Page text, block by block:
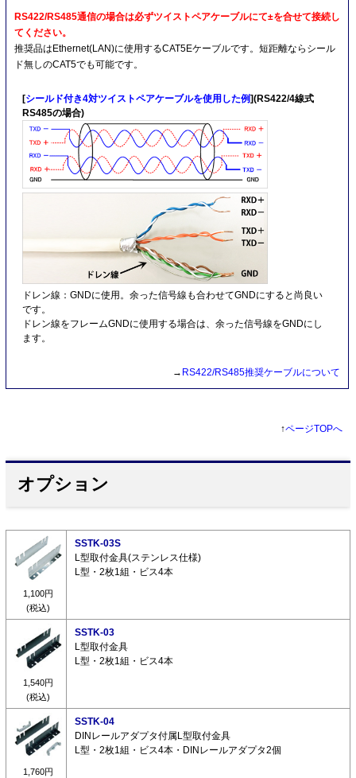
RS422/RS485通信の場合は必ずツイストペアケーブルにて±を合せて接続し
てください。
推奨品はEthernet(LAN)に使用するCAT5Eケーブルです。短距離ならシール
ド無しのCAT5でも可能です。
[シールド付き4対ツイストペアケーブルを使用した例](RS422/4線式
RS485の場合)
ドレン線：GNDに使用。余った信号線も合わせてGNDにすると尚良い
です。
ドレン線をフレームGNDに使用する場合は、余った信号線をGNDにし
ます。
→ RS422/RS485推奨ケーブルについて
↑ページTOPへ
オプション
1,100円
(税込)
SSTK-03S
L型取付金具(ステンレス仕様)
L型・2枚1組・ビス4本
1,540円
(税込)
SSTK-03
L型取付金具
L型・2枚1組・ビス4本
1,760円
SSTK-04
DINレールアダプタ付属L型取付金具
L型・2枚1組・ビス4本・DINレールアダプタ2個